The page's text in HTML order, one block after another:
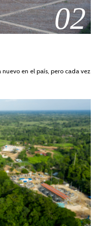
02
en el país, pero cada vez